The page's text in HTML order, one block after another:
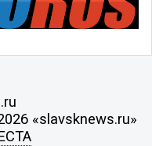
«slavsknews.ru»